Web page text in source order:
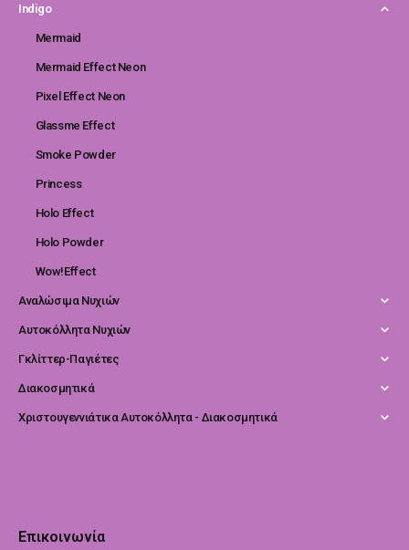
Indigo
Mermaid
Mermaid Effect Neon
Pixel Effect Neon
Glassme Effect
Smoke Powder
Princess
Holo Effect
Holo Powder
Wow!Effect
Αναλώσιμα Νυχιών
Αυτοκόλλητα Νυχιών
Γκλίττερ-Παγιέτες
Διακοσμητικά
Χριστουγεννιάτικα Αυτοκόλλητα - Διακοσμητικά
Επικοινωνία